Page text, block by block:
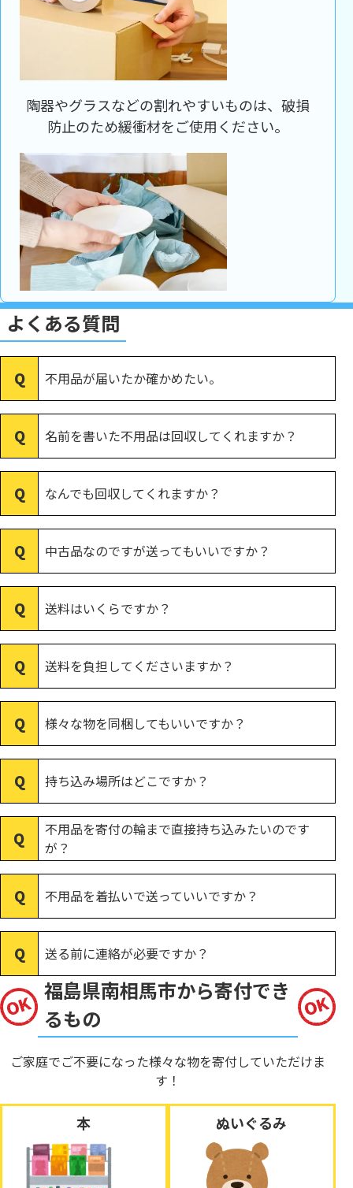
陶器やグラスなどの割れやすいものは、破損
防止のため緩衝材をご使用ください。
よくある質問
不用品が届いたか確かめたい。
名前を書いた不用品は回収してくれますか？
なんでも回収してくれますか？
中古品なのですが送ってもいいですか？
送料はいくらですか？
送料を負担してくださいますか？
様々な物を同梱してもいいですか？
持ち込み場所はどこですか？
不用品を寄付の輪まで直接持ち込みたいのです
が？
不用品を着払いで送っていいですか？
送る前に連絡が必要ですか？
福島県南相馬市から寄付でき
るもの
ご家庭でご不要になった様々な物を寄付していただけま
す！
本 ぬいぐるみ